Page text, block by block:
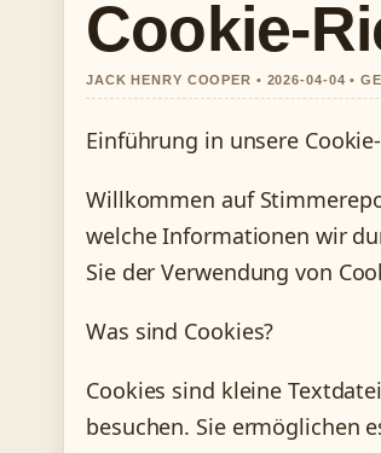
Cookie-
JACK HENRY COOPER • 2026-04-04 •
Einführung in unsere
Willkommen auf
welche Informationen wir
Sie der Verwendung von
Was sind Cookies?
Cookies sind kleine
besuchen. Sie ermöglichen